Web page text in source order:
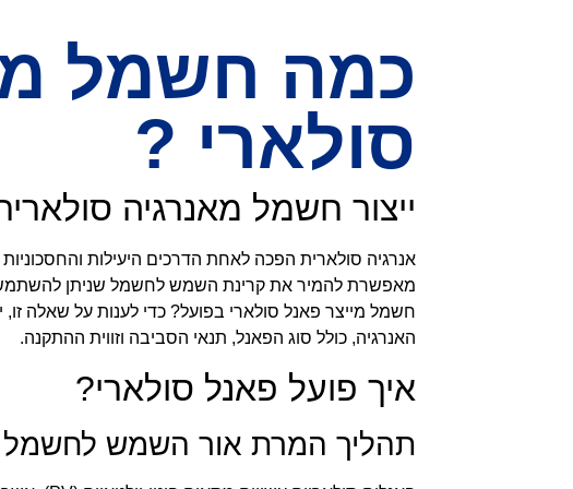
כמה חשמל
סולארי ?
ייצור חשמל מאנרגיה
אנרגיה סולארית הפכה לאחת הדרכים היעילות
מאפשרת להמיר את קרינת השמש לחשמל שניתן להשתמש
חשמל מייצר פאנל סולארי בפועל? כדי לענות על שאלה
האנרגיה, כולל סוג הפאנל, תנאי הסביבה וזווית ההתקנה.
איך פועל פאנל סולארי?
תהליך המרת אור השמש לחשמל